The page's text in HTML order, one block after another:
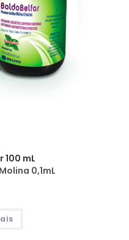
100 mL
0,1mL